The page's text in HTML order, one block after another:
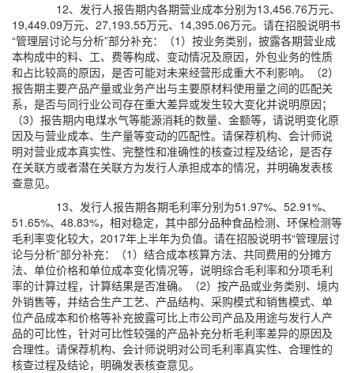
12、发行人报告期内各期营业成本分别为13,456.76万元、
19,449.09万元、27,193.55万元、14,395.06万元。请在招股说明书
“管理层讨论与分析”部分补充：（1）按业务类别，披露各期营业成
本构成中的料、工、费等构成、变动情况及原因，外包业务的性质
和占比较高的原因，是否可能对未来经营形成重大不利影响。（2）
报告期主要产品产量或业务产出与主要原材料使用量之间的匹配关
系，是否与同行业公司存在重大差异或发生较大变化并说明原因；
（3）报告期内电煤水气等能源消耗的数量、金额等，请说明变化原
因及与营业成本、生产量等变动的匹配性。请保荐机构、会计师说
明对营业成本真实性、完整性和准确性的核查过程及结论，是否存
在关联方或者潜在关联方为发行人承担成本的情况，并明确发表核
查意见。
13、发行人报告期各期毛利率分别为51.97%、52.91%、
51.65%、48.83%，相对稳定，其中部分品种食品检测、环保检测等
毛利率变化较大，2017年上半年为负值。请在招股说明书“管理层讨
论与分析”部分补充：（1）结合成本核算方法、共同费用的分摊方
法、单位价格和单位成本变化情况等，说明综合毛利率和分项毛利
率的计算过程，计算结果是否准确。（2）按产品或业务类别、境内
外销售等，并结合生产工艺、产品结构、采购模式和销售模式、单
位产品成本和价格等补充披露可比上市公司产品及用途与发行人产
品的可比性，针对可比性较强的产品补充分析毛利率差异的原因及
合理性。请保荐机构、会计师说明对公司毛利率真实性、合理性的
核查过程及结论，明确发表核查意见。